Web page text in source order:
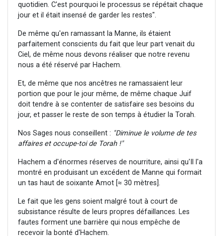
quotidien. C'est pourquoi le processus se répétait chaque
jour et il était insensé de garder les restes".
De même qu'en ramassant la Manne, ils étaient
parfaitement conscients du fait que leur part venait du
Ciel, de même nous devons réaliser que notre revenu
nous a été réservé par Hachem.
Et, de même que nos ancêtres ne ramassaient leur
portion que pour le jour même, de même chaque Juif
doit tendre à se contenter de satisfaire ses besoins du
jour, et passer le reste de son temps à étudier la Torah.
Nos Sages nous conseillent : "Diminue le volume de tes
affaires et occupe-toi de Torah !"
Hachem a d'énormes réserves de nourriture, ainsi qu'Il l'a
montré en produisant un excédent de Manne qui formait
un tas haut de soixante Amot [≈ 30 mètres].
Le fait que les gens soient malgré tout à court de
subsistance résulte de leurs propres défaillances. Les
fautes forment une barrière qui nous empêche de
recevoir la bonté d'Hachem.